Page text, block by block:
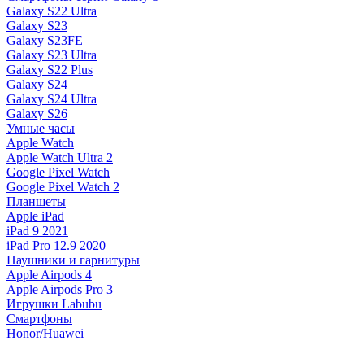
Galaxy S22 Ultra
Galaxy S23
Galaxy S23FE
Galaxy S23 Ultra
Galaxy S22 Plus
Galaxy S24
Galaxy S24 Ultra
Galaxy S26
Умные часы
Apple Watch
Apple Watch Ultra 2
Google Pixel Watch
Google Pixel Watch 2
Планшеты
Apple iPad
iPad 9 2021
iPad Pro 12.9 2020
Наушники и гарнитуры
Apple Airpods 4
Apple Airpods Pro 3
Игрушки Labubu
Смартфоны
Honor/Huawei